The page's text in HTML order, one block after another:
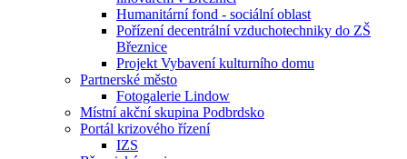
Humanitární fond - sociální oblast
Pořízení decentrální vzduchotechniky do ZŠ
Březnice
Projekt Vybavení kulturního domu
Partnerské město
Fotogalerie Lindow
Místní akční skupina Podbrdsko
Portál krizového řízení
IZS